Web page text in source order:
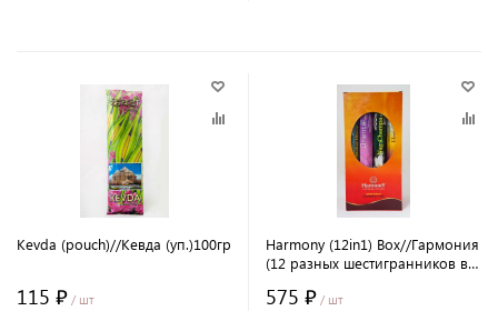
Kevda (pouch)//Кевда (уп.)100гр
115 ₽ / шт
Harmony (12in1) Box//Гармония
(12 разных шестигранников в
575 ₽ / шт